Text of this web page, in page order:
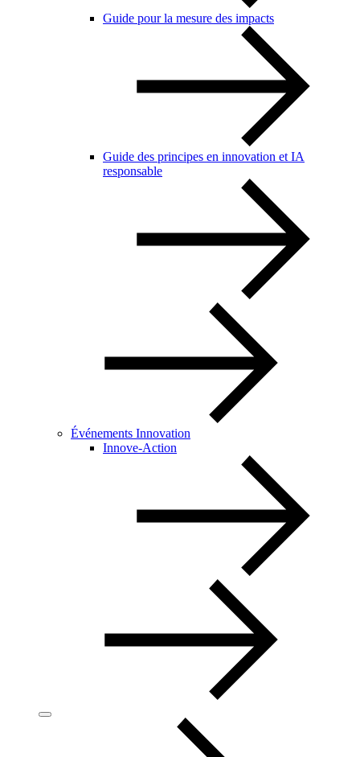
Guide pour la mesure des impacts
Guide des principes en innovation et IA
responsable
Événements Innovation
Innove-Action